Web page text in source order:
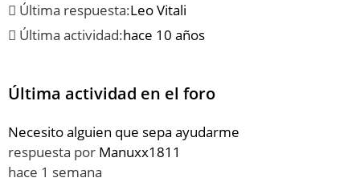
Última respuesta:Leo Vitali
Última actividad:hace 10 años
Última actividad en el foro
Necesito alguien que sepa ayudarme
respuesta por Manuxx1811
hace 1 semana